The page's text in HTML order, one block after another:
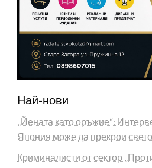
Най-нови
„Йената като оръжие“:
Япония може да прекрои
Криминалисти от сектор